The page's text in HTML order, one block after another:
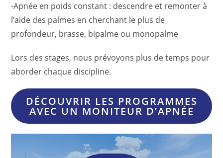
-Apnée en poids constant : descendre et remonter à
l’aide des palmes en cherchant le plus de
profondeur, brasse, bipalme ou monopalme
Lors des stages, nous prévoyons plus de temps pour
aborder chaque discipline.
DÉCOUVRIR LES PROGRAMMES
AVEC UN MONITEUR D’APNÉE